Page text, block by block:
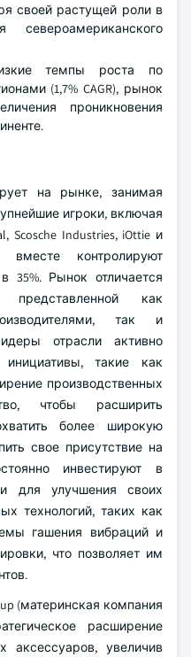
своей растущей роли в
темпы роста по
(1,7% CAGR), рынок
проникновения
на рынке, занимая
игроки, включая
Scosche Industries, iOttie и
контролируют
35%. Рынок отличается
представленной как
так и
отрасли активно
инициативы, такие как
производственных
чтобы расширить
более широкую
свое присутствие на
инвестируют в
для улучшения своих
технологий, таких как
гашения вибраций и
что позволяет им
(материнская компания
расширение
аксессуаров, увеличив